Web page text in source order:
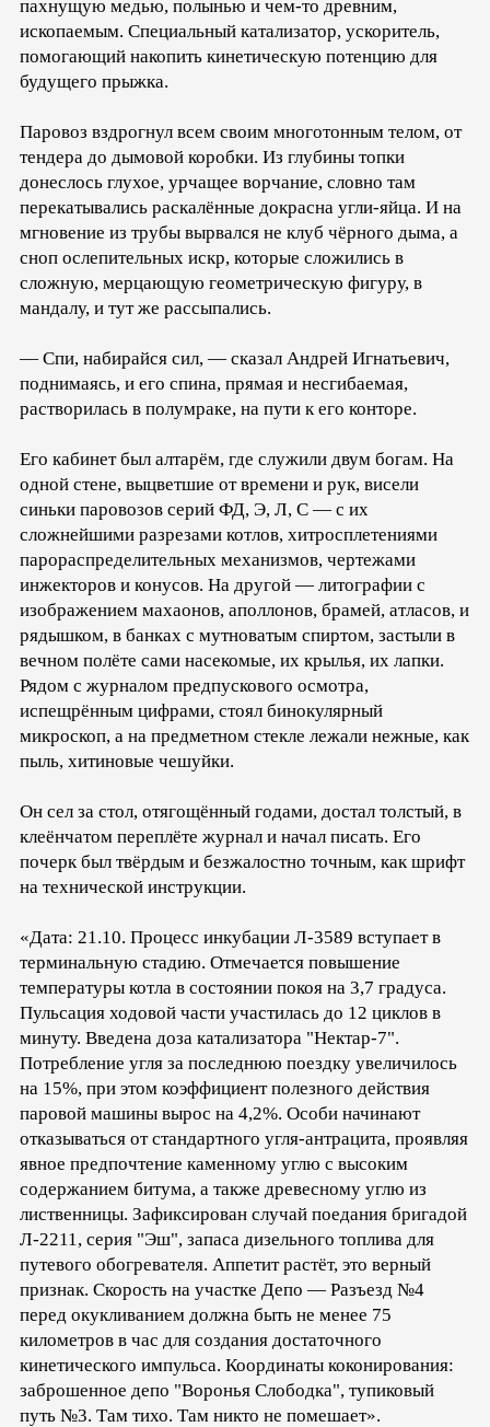
пахнущую медью, полынью и чем-то древним,
ископаемым. Специальный катализатор, ускоритель,
помогающий накопить кинетическую потенцию для
будущего прыжка.
Паровоз вздрогнул всем своим многотонным телом, от
тендера до дымовой коробки. Из глубины топки
донеслось глухое, урчащее ворчание, словно там
перекатывались раскалённые докрасна угли-яйца. И на
мгновение из трубы вырвался не клуб чёрного дыма, а
сноп ослепительных искр, которые сложились в
сложную, мерцающую геометрическую фигуру, в
мандалу, и тут же рассыпались.
— Спи, набирайся сил, — сказал Андрей Игнатьевич,
поднимаясь, и его спина, прямая и несгибаемая,
растворилась в полумраке, на пути к его конторе.
Его кабинет был алтарём, где служили двум богам. На
одной стене, выцветшие от времени и рук, висели
синьки паровозов серий ФД, Э, Л, С — с их
сложнейшими разрезами котлов, хитросплетениями
парораспределительных механизмов, чертежами
инжекторов и конусов. На другой — литографии с
изображением махаонов, аполлонов, брамей, атласов, и
рядышком, в банках с мутноватым спиртом, застыли в
вечном полёте сами насекомые, их крылья, их лапки.
Рядом с журналом предпускового осмотра,
испещрённым цифрами, стоял бинокулярный
микроскоп, а на предметном стекле лежали нежные, как
пыль, хитиновые чешуйки.
Он сел за стол, отягощённый годами, достал толстый, в
клеёнчатом переплёте журнал и начал писать. Его
почерк был твёрдым и безжалостно точным, как шрифт
на технической инструкции.
«Дата: 21.10. Процесс инкубации Л-3589 вступает в
терминальную стадию. Отмечается повышение
температуры котла в состоянии покоя на 3,7 градуса.
Пульсация ходовой части участилась до 12 циклов в
минуту. Введена доза катализатора "Нектар-7".
Потребление угля за последнюю поездку увеличилось
на 15%, при этом коэффициент полезного действия
паровой машины вырос на 4,2%. Особи начинают
отказываться от стандартного угля-антрацита, проявляя
явное предпочтение каменному углю с высоким
содержанием битума, а также древесному углю из
лиственницы. Зафиксирован случай поедания бригадой
Л-2211, серия "Эш", запаса дизельного топлива для
путевого обогревателя. Аппетит растёт, это верный
признак. Скорость на участке Депо — Разъезд №4
перед окукливанием должна быть не менее 75
километров в час для создания достаточного
кинетического импульса. Координаты коконирования:
заброшенное депо "Воронья Слободка", тупиковый
путь №3. Там тихо. Там никто не помешает».